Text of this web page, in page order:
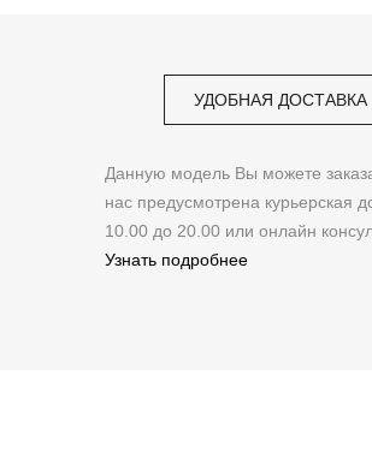
УДОБНАЯ ДОСТАВКА
Данную модель Вы можете
нас предусмотрена
10.00 до 20.00 или онлайн
Узнать подробнее